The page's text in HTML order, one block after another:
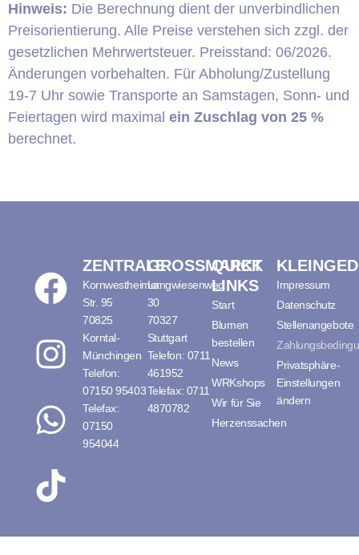
Hinweis: Die Berechnung dient der unverbindlichen
Preisorientierung. Alle Preise verstehen sich zzgl. der
gesetzlichen Mehrwertsteuer. Preisstand: 06/2026.
Änderungen vorbehalten. Für Abholung/Zustellung
19-7 Uhr sowie Transporte an Samstagen, Sonn- und
Feiertagen wird maximal ein Zuschlag von 25 %
berechnet.
ZENTRALE
Kornwestheimer
Str. 95
70825
Korntal-
Münchingen
Telefon:
07150 95403
Telefax:
07150
954044
GROSSMARKT
Langwiesenweg
30
70327
Stuttgart
Telefon: 0711
461952
Telefax: 0711
4870782
QUICK
LINKS
Start
Blumen
bestellen
News
WRKshops
Wir für Sie
Herzenssachen
Impressum
Datenschutz
Stellenangebote
Privatsphäre-
Einstellungen
ändern